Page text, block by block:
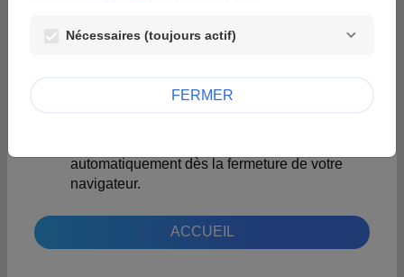
prochaines visites. Ce cookie expire
Le second cookie est le cookie de session
automatiquement dès la fermeture de votre
navigateur.
ACCUEIL
Nécessaires (toujours actif)
FERMER